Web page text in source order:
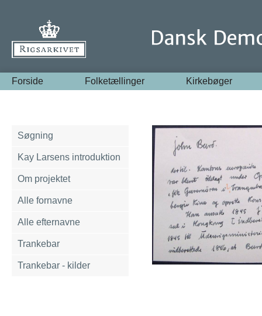
Forside Folketællinger Kirkebøger
Søgning
Kay Larsens introduktion
Om projektet
Alle fornavne
Alle efternavne
Trankebar
Trankebar - kilder